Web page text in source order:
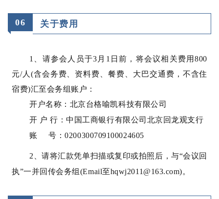
06 关于费用
1、请参会人员于3月1日前，将会议相关费用800
元/人(含会务费、资料费、餐费、大巴交通费，不含住
宿费)汇至会务组账户：
开户名称：北京台格喻凯科技有限公司
开 户 行：中国工商银行有限公司北京回龙观支行
账 号：0200300709100024605
2、请将汇款凭单扫描或复印或拍照后，与“会议回
执”一并回传会务组(Email至hqwj2011@163.com)。